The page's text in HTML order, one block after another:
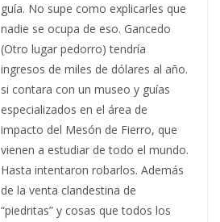
guía. No supe como explicarles que
nadie se ocupa de eso. Gancedo
(Otro lugar pedorro) tendría
ingresos de miles de dólares al año.
si contara con un museo y guías
especializados en el área de
impacto del Mesón de Fierro, que
vienen a estudiar de todo el mundo.
Hasta intentaron robarlos. Además
de la venta clandestina de
“piedritas” y cosas que todos los